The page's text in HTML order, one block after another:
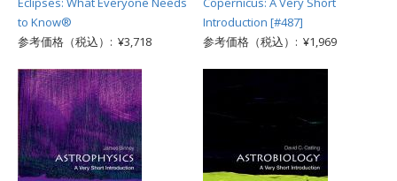
to Know®
参考価格（税込）: ¥3,718
Introduction [#487]
参考価格（税込）: ¥1,969